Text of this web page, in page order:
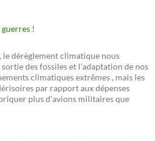
!
le dérèglement climatique nous
des fossiles et l'adaptation de nos
climatiques extrêmes , mais les
par rapport aux dépenses
plus d'avions militaires que